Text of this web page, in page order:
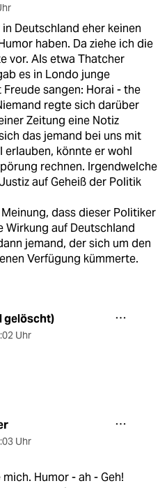
Deutschland eher keinen
haben. Da ziehe ich die
vor. Als etwa Thatcher
es in Londo junge
sangen: Horai - the
regte sich darüber
Zeitung eine Notiz
das jemand bei uns mit
erlauben, könnte er wohl
rechnen. Irgendwelche
auf Geheiß der Politik
dass dieser Politiker
Wirkung auf Deutschland
jemand, der sich um den
Verfügung kümmerte.
gelöscht)
Uhr
Uhr
Humor - ah - Geh!